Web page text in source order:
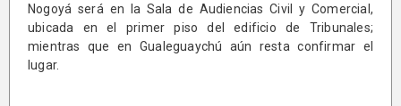
Nogoyá será en la Sala de Audiencias Civil y Comercial,
ubicada en el primer piso del edificio de Tribunales;
mientras que en Gualeguaychú aún resta confirmar el
lugar.